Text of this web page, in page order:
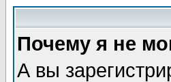
Почему я не
А вы